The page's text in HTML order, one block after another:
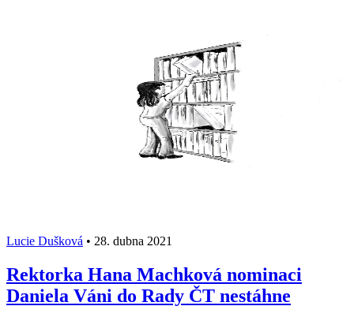
Lucie Dušková • 28. dubna 2021
Rektorka Hana Machková nominaci
Daniela Váni do Rady ČT nestáhne